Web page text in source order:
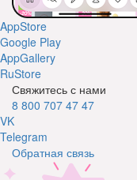
AppStore
Google Play
AppGallery
RuStore
Свяжитесь с нами
8 800 707 47 47
VK
Telegram
Обратная связь